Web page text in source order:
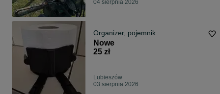
04 sierpnia 2026
Organizer, pojemnik
Nowe
25 zł
Lubieszów
03 sierpnia 2026